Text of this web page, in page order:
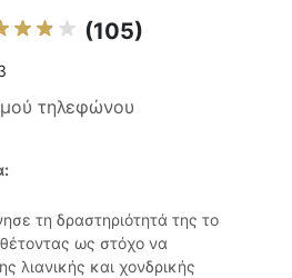
(105)
τηλεφώνου
τη δραστηριότητά της το
ως στόχο να
λιανικής και χονδρικής